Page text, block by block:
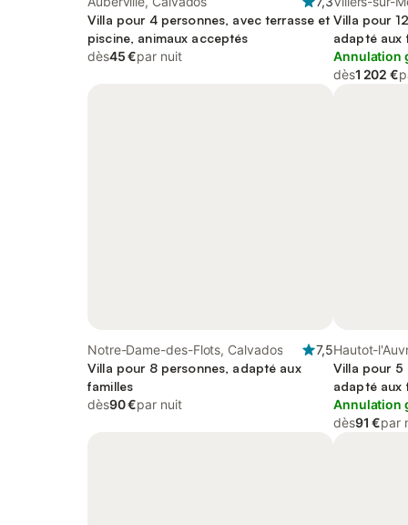
Villa pour 4 personnes, avec terrasse et
piscine, animaux acceptés
dès45 €par nuit
Villa pour
adapté aux
Annulation
dès1 202 €
Notre-Dame-des-Flots, Calvados
7,5
Villa pour 8 personnes, adapté aux
familles
dès90 €par nuit
Hautot-
Villa pour 5
adapté aux
Annulation
dès91 €par